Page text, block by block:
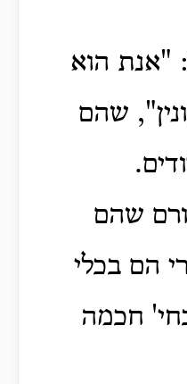
"אנת הוא
שהם
שהם
הם בכלי
חכמה